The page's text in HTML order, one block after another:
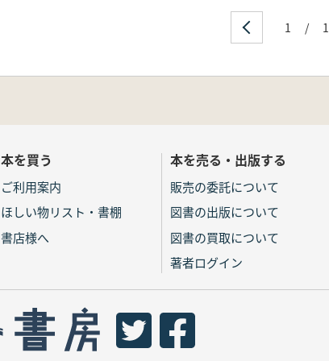
1 / 1
本を買う
ご利用案内
ほしい物リスト・書棚
書店様へ
本を売る・出版する
販売の委託について
図書の出版について
図書の買取について
著者ログイン